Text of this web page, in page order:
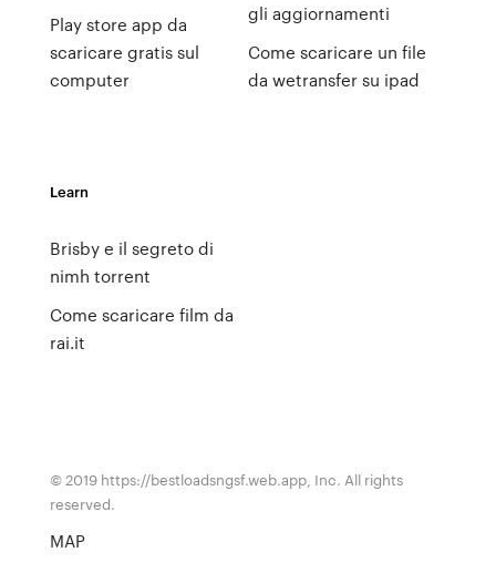
Play store app da
scaricare gratis sul
computer
gli aggiornamenti
Come scaricare un file
da wetransfer su ipad
Learn
Brisby e il segreto di
nimh torrent
Come scaricare film da
rai.it
© 2019 https://bestloadsngsf.web.app, Inc. All rights
reserved.
MAP